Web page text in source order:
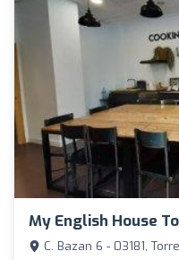
My English House
C. Bazan 6 - 03181,